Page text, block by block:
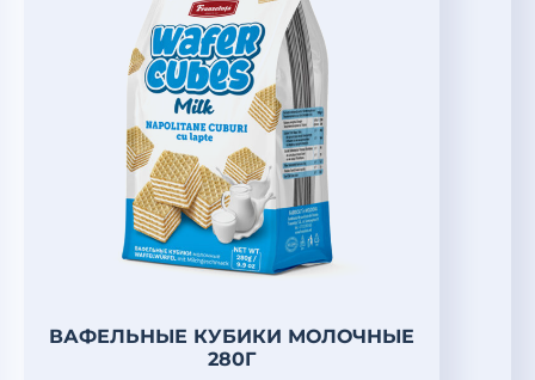
ВАФЕЛЬНЫЕ КУБИКИ МОЛОЧНЫЕ
280Г